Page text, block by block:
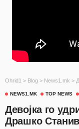
Ohrid1 > Blog > News1.mk >
NEWS1.MK TOP NEWS
Девојка го
Драшко